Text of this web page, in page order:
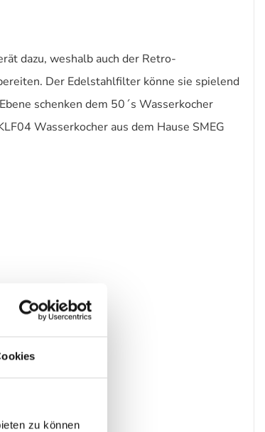
zu können
dazu, weshalb auch der Retro-
Der Edelstahlfilter könne sie spielend
schenken dem 50´s Wasserkocher
Wasserkocher aus dem Hause SMEG